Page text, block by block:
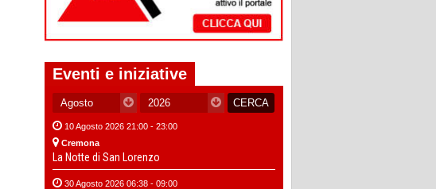
Eventi e iniziative
10 Agosto 2026 21:00 - 23:00
Cremona
La Notte di San Lorenzo
30 Agosto 2026 06:38 - 09:00